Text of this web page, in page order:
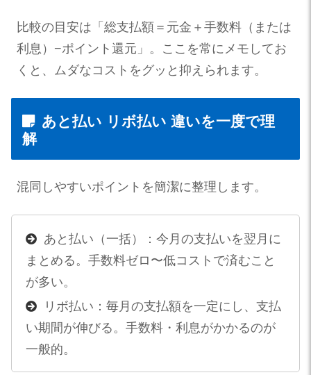
比較の目安は「総支払額＝元金＋手数料（または
利息）−ポイント還元」。ここを常にメモしてお
くと、ムダなコストをグッと抑えられます。
あと払い リボ払い 違いを一度で理
解
混同しやすいポイントを簡潔に整理します。
あと払い（一括）：今月の支払いを翌月に
まとめる。手数料ゼロ〜低コストで済むこと
が多い。
リボ払い：毎月の支払額を一定にし、支払
い期間が伸びる。手数料・利息がかかるのが
一般的。